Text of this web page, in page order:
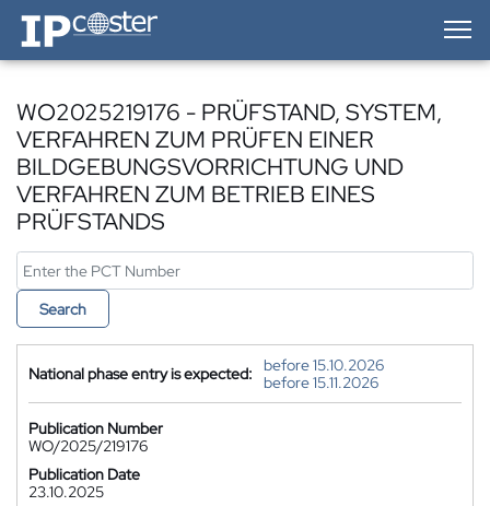
IP-Coster — Home
WO2025219176 - PRÜFSTAND, SYSTEM,
VERFAHREN ZUM PRÜFEN EINER
BILDGEBUNGSVORRICHTUNG UND
VERFAHREN ZUM BETRIEB EINES
PRÜFSTANDS
Search
National phase entry is expected:
before 15.10.2026
before 15.11.2026
Publication Number
WO/2025/219176
Publication Date
23.10.2025